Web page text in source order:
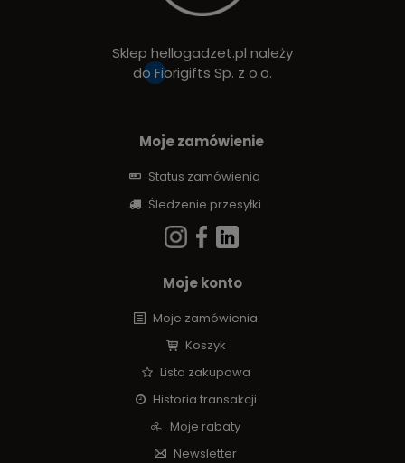
Sklep hellogadzet.pl należy
do Fiorigifts Sp. z o.o.
Moje zamówienie
Status zamówienia
Śledzenie przesyłki
Moje konto
Moje zamówienia
Koszyk
Lista zakupowa
Historia transakcji
Moje rabaty
Newsletter